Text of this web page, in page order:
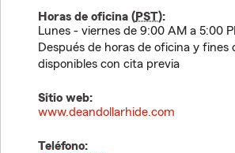
Horas de oficina (PST):
Lunes - viernes de 9:00 AM a 5:00
Después de horas de oficina y fines
disponibles con cita previa
Sitio web:
www.deandollarhide.com
Teléfono: